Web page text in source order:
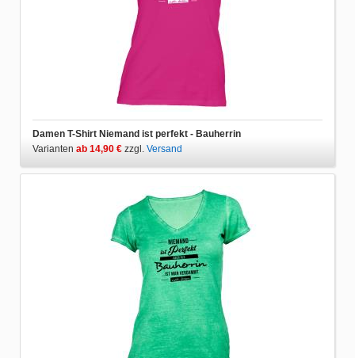
Damen T-Shirt Niemand ist perfekt - Bauherrin
Varianten ab 14,90 € zzgl. Versand